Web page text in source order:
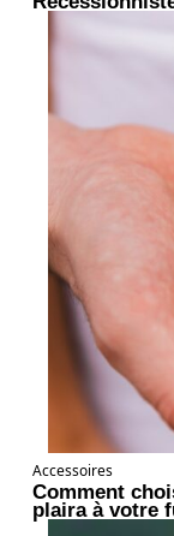
Accessoires
Comment
plaira à votre